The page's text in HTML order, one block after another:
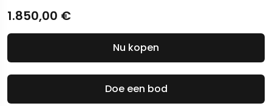
1.850,00 €
Doe een bod
Nu kopen